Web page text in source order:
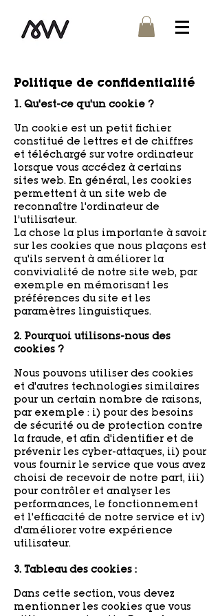
Politique de confidentialité
1. Qu'est-ce qu'un cookie ?
Un cookie est un petit fichier
constitué de lettres et de chiffres
et téléchargé sur votre ordinateur
lorsque vous accédez à certains
sites web. En général, les cookies
permettent à un site web de
reconnaître l'ordinateur de
l’utilisateur.​
La chose la plus importante à savoir
sur les cookies que nous plaçons est
qu'ils servent à améliorer la
convivialité de notre site web, par
exemple en mémorisant les
préférences du site et les
paramètres linguistiques.
2. Pourquoi utilisons-nous des
cookies ?
Nous pouvons utiliser des cookies
et d'autres technologies similaires
pour un certain nombre de raisons,
par exemple : i) pour des besoins
de sécurité ou de protection contre
la fraude, et afin d'identifier et de
prévenir les cyber-attaques, ii) pour
vous fournir le service que vous avez
choisi de recevoir de notre part, iii)
pour contrôler et analyser les
performances, le fonctionnement
et l'efficacité de notre service et iv)
d'améliorer votre expérience
utilisateur.
3. Tableau des cookies :
Dans cette section, vous devez
mentionner les cookies que vous